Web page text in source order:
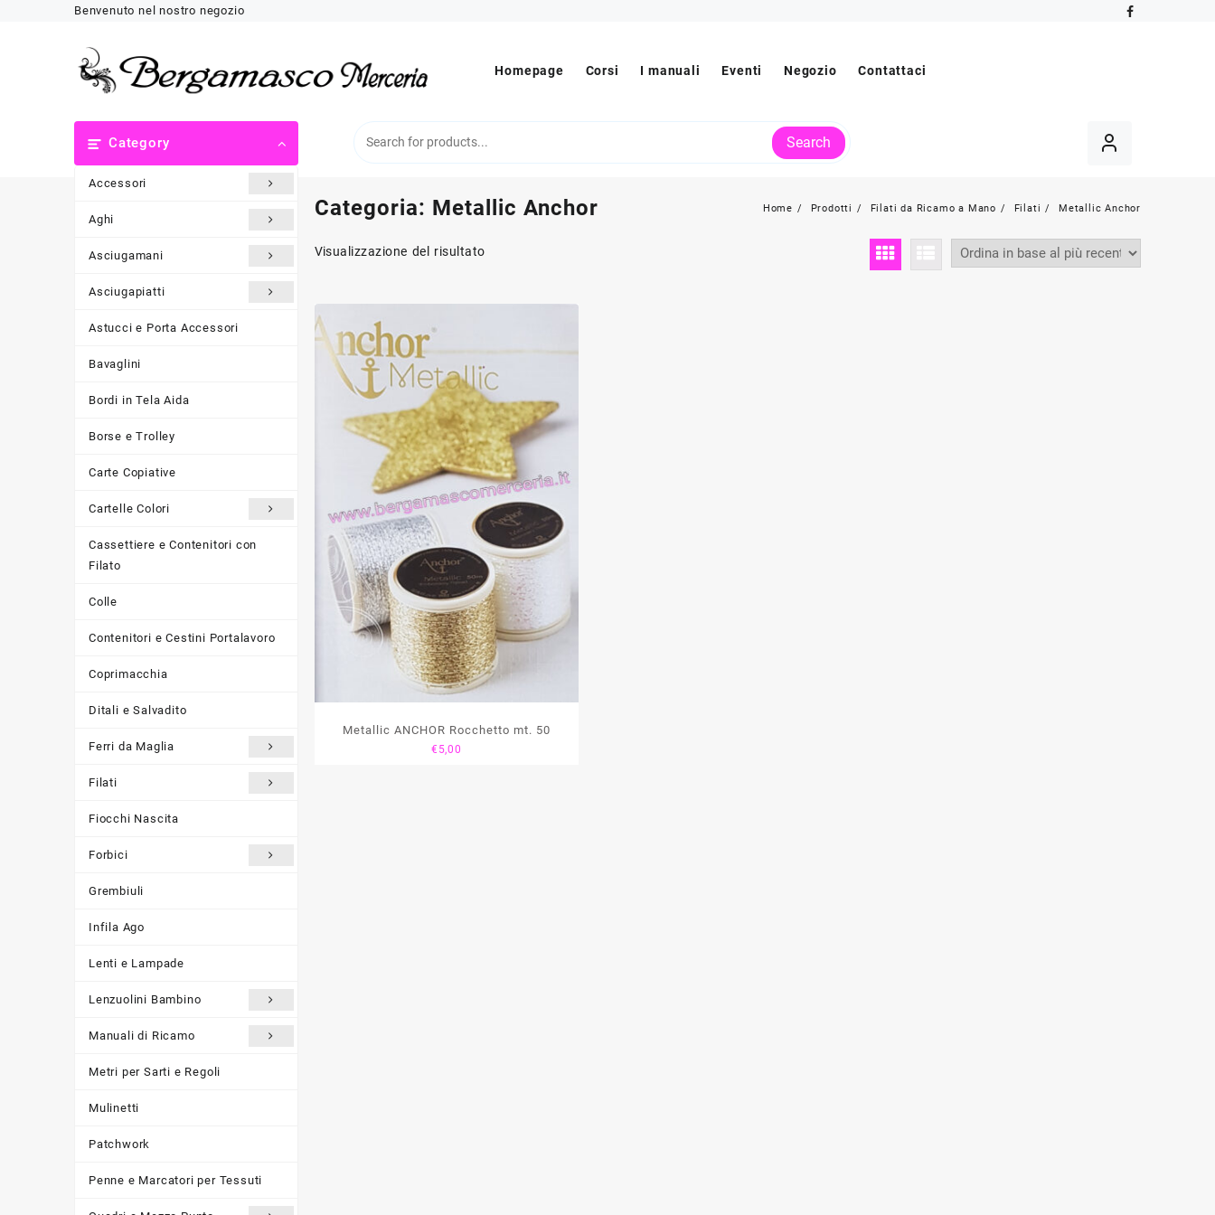
Benvenuto nel nostro negozio
Homepage Corsi I manuali Eventi Negozio Contattaci
Category
Accessori
Aghi
Asciugamani
Asciugapiatti
Astucci e Porta Accessori
Bavaglini
Bordi in Tela Aida
Borse e Trolley
Carte Copiative
Cartelle Colori
Cassettiere e Contenitori con
Filato
Colle
Contenitori e Cestini Portalavoro
Coprimacchia
Ditali e Salvadito
Ferri da Maglia
Filati
Fiocchi Nascita
Forbici
Grembiuli
Infila Ago
Lenti e Lampade
Lenzuolini Bambino
Manuali di Ricamo
Metri per Sarti e Regoli
Mulinetti
Patchwork
Penne e Marcatori per Tessuti
Search
Categoria: Metallic Anchor Home Prodotti Filati da Ricamo a Mano Filati Metallic Anchor
Visualizzazione del risultato
Metallic ANCHOR Rocchetto mt. 50
€ 5,00